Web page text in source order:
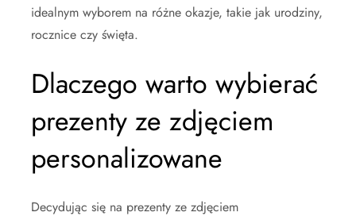
idealnym wyborem na różne okazje, takie jak urodziny,
rocznice czy święta.
Dlaczego warto wybierać
prezenty ze zdjęciem
personalizowane
Decydując się na prezenty ze zdjęciem